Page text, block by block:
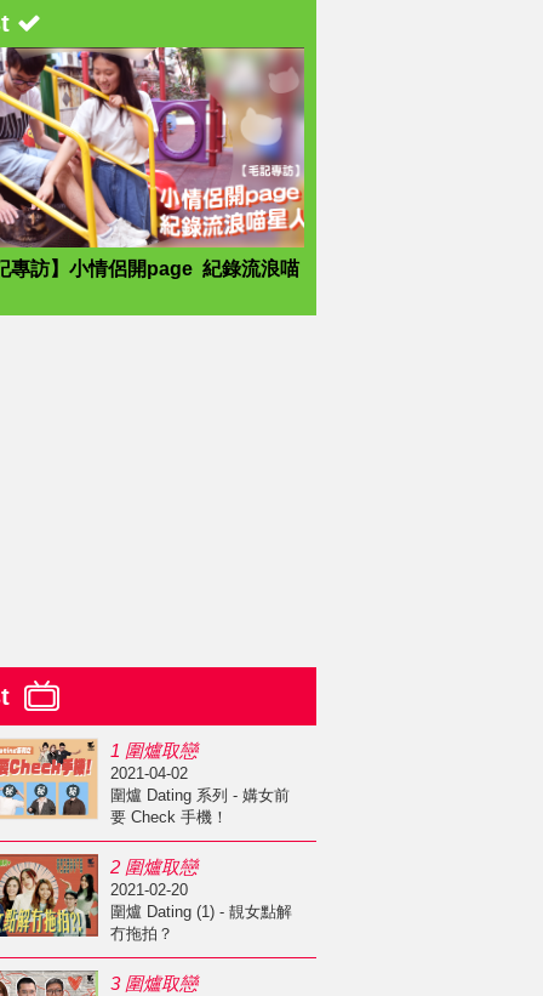
專訪】小情侶開page 紀錄流浪喵
1 圍爐取戀
2021-04-02
圍爐 Dating 系列 - 媾女前
要 Check 手機！
2 圍爐取戀
2021-02-20
圍爐 Dating (1) - 靚女點解
冇拖拍？
3 圍爐取戀